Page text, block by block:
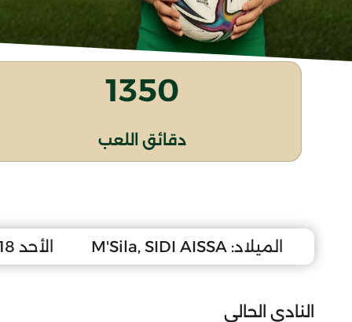
1350
دقائق اللعب
الميلاد: M'Sila, SIDI AISSA الأحد 18 جويلية 2010
النادي الحالي